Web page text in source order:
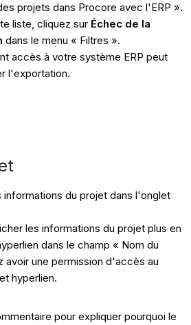
projets dans Procore avec l'ERP ».
liste, cliquez sur Échec de la
dans le menu « Filtres ».
accès à votre système ERP peut
l'exportation.
informations du projet dans l'onglet
les informations du projet plus en
dans le champ « Nom du
avoir une permission d'accès au
hyperlien.
pour expliquer pourquoi le